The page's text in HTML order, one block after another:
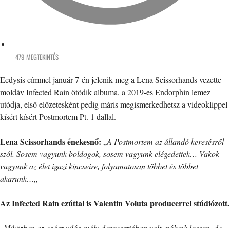
479 MEGTEKINTÉS
Ecdysis címmel január 7-én jelenik meg a Lena Scissorhands vezette
moldáv Infected Rain ötödik albuma, a 2019-es Endorphin lemez
utódja, első előzetesként pedig máris megismerkedhetsz a videoklippel
kísért kísért Postmortem Pt. 1 dallal.
Lena Scissorhands énekesnő: „A Postmortem az állandó keresésről
szól. Sosem vagyunk boldogok, sosem vagyunk elégedettek… Vakok
vagyunk az élet igazi kincseire, folyamatosan többet és többet
akarunk…„
Az Infected Rain ezúttal is Valentin Voluta producerrel stúdiózott.